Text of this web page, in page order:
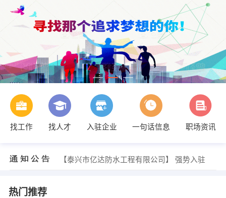
找工作 找人才 入驻企业 一句话信息
职场资讯
【泰兴市亿达防水工程有限公司】 强势入驻
热门推荐